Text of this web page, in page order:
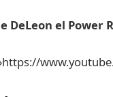
DeLeon el Power